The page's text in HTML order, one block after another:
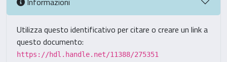
Utilizza questo identificativo per citare o creare un link a
questo documento:
https://hdl.handle.net/11388/275351